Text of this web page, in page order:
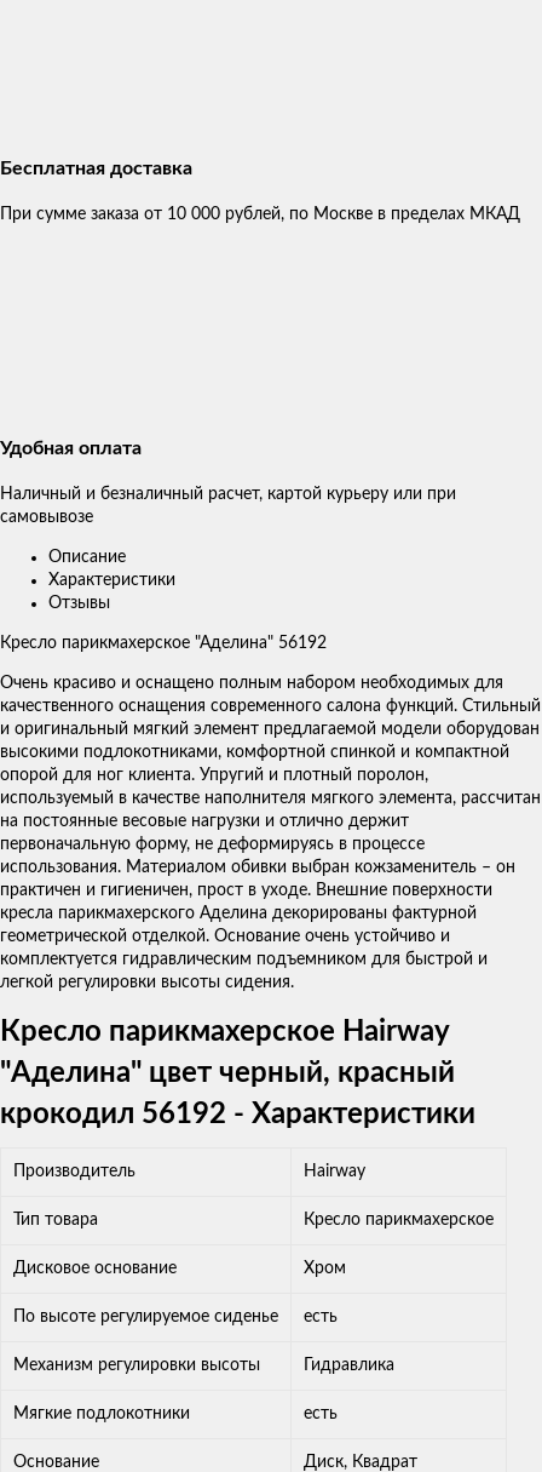
Бесплатная доставка
При сумме заказа от 10 000 рублей, по Москве в пределах МКАД
Удобная оплата
Наличный и безналичный расчет, картой курьеру или при
самовывозе
Описание
Характеристики
Отзывы
Кресло парикмахерское "Аделина" 56192
Очень красиво и оснащено полным набором необходимых для
качественного оснащения современного салона функций. Стильный
и оригинальный мягкий элемент предлагаемой модели оборудован
высокими подлокотниками, комфортной спинкой и компактной
опорой для ног клиента. Упругий и плотный поролон,
используемый в качестве наполнителя мягкого элемента, рассчитан
на постоянные весовые нагрузки и отлично держит
первоначальную форму, не деформируясь в процессе
использования. Материалом обивки выбран кожзаменитель – он
практичен и гигиеничен, прост в уходе. Внешние поверхности
кресла парикмахерского Аделина декорированы фактурной
геометрической отделкой. Основание очень устойчиво и
комплектуется гидравлическим подъемником для быстрой и
легкой регулировки высоты сидения.
Кресло парикмахерское Hairway
"Аделина" цвет черный, красный
крокодил 56192 - Характеристики
Производитель Hairway
Тип товара Кресло парикмахерское
Дисковое основание Хром
По высоте регулируемое сиденье есть
Механизм регулировки высоты Гидравлика
Мягкие подлокотники есть
Основание Диск, Квадрат